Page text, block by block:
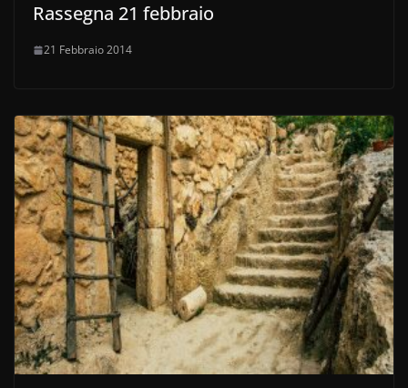
Rassegna 21 febbraio
21 Febbraio 2014